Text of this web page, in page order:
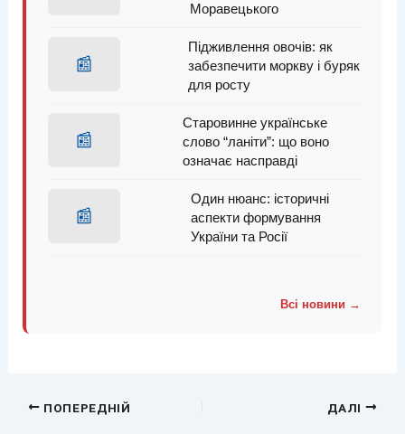
Моравецького
📰
Підживлення овочів: як
забезпечити моркву і буряк
для росту
📰
Старовинне українське
слово “ланіти”: що воно
означає насправді
📰
Один нюанс: історичні
аспекти формування
України та Росії
Всі новини →
ПОПЕРЕДНІЙ ДАЛІ